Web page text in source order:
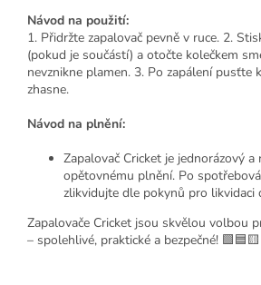
Návod na použití:
1. Přidržte zapalovač pevně v ruce. 2.
(pokud je součástí) a otočte kolečkem
nevznikne plamen. 3. Po zapálení pusťte
zhasne.
Návod na plnění:
Zapalovač Cricket je jednorázový a
opětovnému plnění. Po
zlikvidujte dle pokynů pro likvidaci
Zapalovače Cricket jsou skvělou volbou
– spolehlivé, praktické a bezpečné!